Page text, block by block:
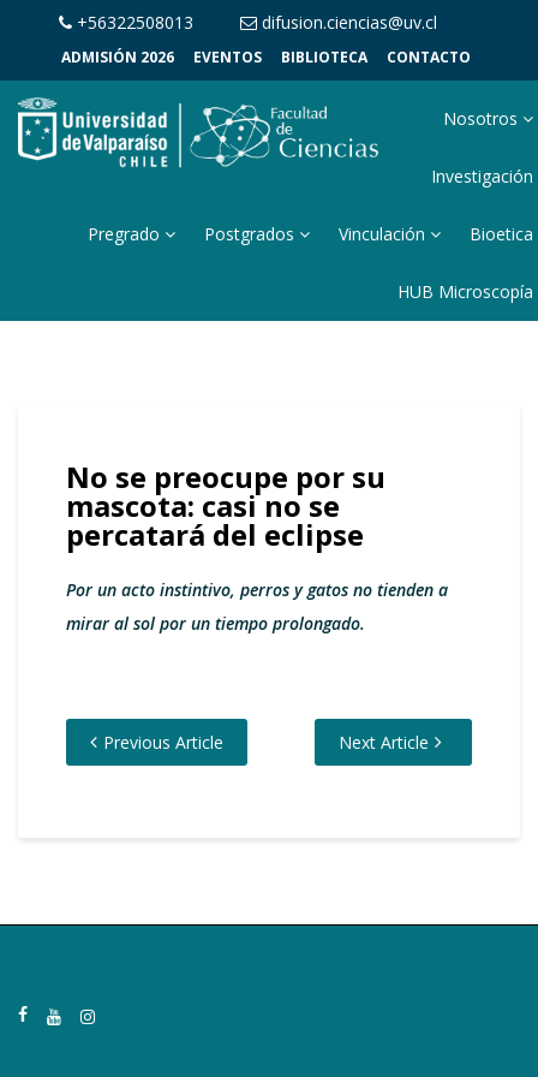
+56322508013 difusion.ciencias@uv.cl
ADMISIÓN 2026 EVENTOS BIBLIOTECA CONTACTO
Nosotros
Investigación
Pregrado Postgrados Vinculación Bioetica
HUB Microscopía
No se preocupe por su
mascota: casi no se
percatará del eclipse
Por un acto instintivo, perros y gatos no tienden a
mirar al sol por un tiempo prolongado.
Previous Article Next Article